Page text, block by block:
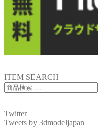
ITEM SEARCH
検
象:
Twitter
Tweets by 3dmodeljapan